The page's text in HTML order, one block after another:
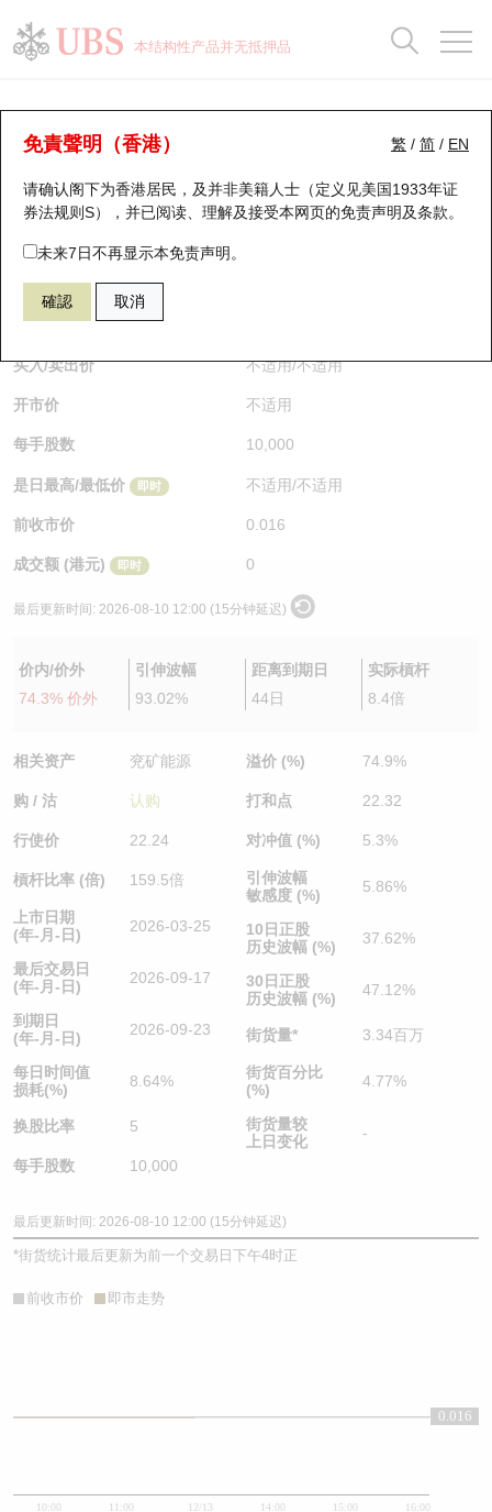
本结构性产品并无抵押品
繁 / 简 / EN
免責聲明（香港）
请确认阁下为香港居民，及并非美籍人士（定义见美国1933年证
券法规则S），并已阅读、理解及接受本网页的免责声明及条款。
未来7日不再显示本免责声明。
確認 取消
认股证分析仪
表现 街货统计 比较
27405 瑞银认购 1171 兖矿能源
$0.016 即时
买入/卖出价 不适用/不适用
开市价 不适用
每手股数 10,000
是日最高/最低价 即时 不适用/不适用
前收市价 0.016
成交额 (港元) 即时 0
最后更新时间: 2026-08-10 12:00 (15分钟延迟)
价内/价外
74.3% 价外
引伸波幅
93.02%
距离到期日
44日
实际槓杆
8.4倍
相关资产 兖矿能源
购 / 沽 认购
行使价 22.24
槓杆比率 (倍) 159.5倍
上市日期
(年-月-日)
2026-03-25
最后交易日
(年-月-日)
2026-09-17
到期日
(年-月-日)
2026-09-23
每日时间值
损耗(%)
8.64%
换股比率 5
每手股数 10,000
溢价 (%) 74.9%
打和点 22.32
对冲值 (%) 5.3%
引伸波幅
敏感度 (%)
5.86%
10日正股
历史波幅 (%)
37.62%
30日正股
历史波幅 (%)
47.12%
街货量* 3.34百万
街货百分比
(%)
4.77%
街货量较
上日变化
-
最后更新时间: 2026-08-10 12:00 (15分钟延迟)
*街货统计最后更新为前一个交易日下午4时正
前收市价 即市走势
10:00 11:00 12/13 14:00 15:00 16:00
0.016
0.016
瑞银认股证一览
新发行瑞银认股证
即将到期认股证
认股证到期结算价查找
认股证分析仪
认股证速算机
认股证/牛熊证日志
认股证文件及公告
街货统计
比较
牛熊全景快搜
牛熊证搜寻
牛熊证街货分布图
正股牛熊证列表
新发行瑞银牛熊证
已收回牛熊证剩余价值
牛熊证到期结算价查找
牛熊证分析仪
街货统计
比较
十大升幅/跌幅
十大认股证成交分布
十天股证占大市成交
资金流
街货统计
三十大平均引伸波幅
正股分析仪
二十大活跃股份
恒指成份股
国指成份股
科指成份股
相关资产沽空
中资ETFs溢价比较
AH 股价对照
持股比重
显示所有持股比重
每月轮证大市专题
轮证专栏
讲座及教育短片
认股证投资者教育
牛熊证投资者教育
认股证牛熊证常问问题